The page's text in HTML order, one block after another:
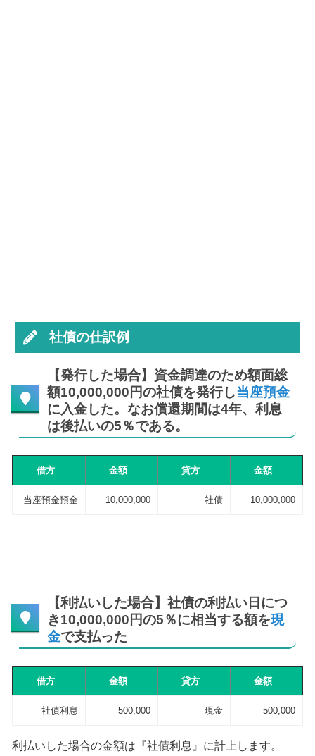
社債の仕訳例
【発行した場合】資金調達のため額面総
額10,000,000円の社債を発行し当座預金
に入金した。なお償還期間は4年、利息
は後払いの5％である。
借方 金額 貸方 金額
当座預金預金 10,000,000 社債 10,000,000
【利払いした場合】社債の利払い日につ
き10,000,000円の5％に相当する額を現
金で支払った
借方 金額 貸方 金額
社債利息 500,000 現金 500,000
利払いした場合の金額は『社債利息』に計上します。